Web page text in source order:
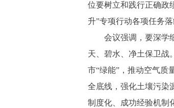
位要树立和践行正确政
升”专项行动各项任务
会议强调，要深学细
天、碧水、净土保卫战
市“绿能”，推动空气质
全底线，强化土壤污染
制度化、成功经验机制